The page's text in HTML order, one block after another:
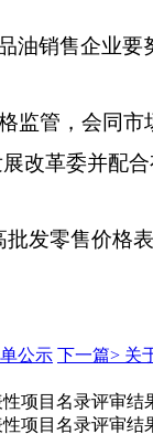
油销售企业
监管，会同
改革委并配
批发零售价格表
公示 下一篇> 关
项目名录评审结
项目名录评审结